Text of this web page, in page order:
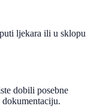
ljekara ili u sklopu
dobili posebne
dokumentaciju.